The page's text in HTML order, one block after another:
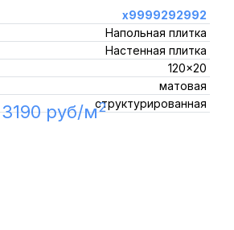
х9999292992
Напольная плитка
Настенная плитка
120x20
матовая
структурированная
3190 руб/м2